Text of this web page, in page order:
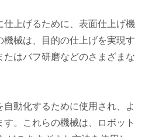
上げるために、表面仕上げ機
械は、目的の仕上げを実現す
たはバフ研磨などのさまざまな
自動化するために使用され、よ
。これらの機械は、ロボット